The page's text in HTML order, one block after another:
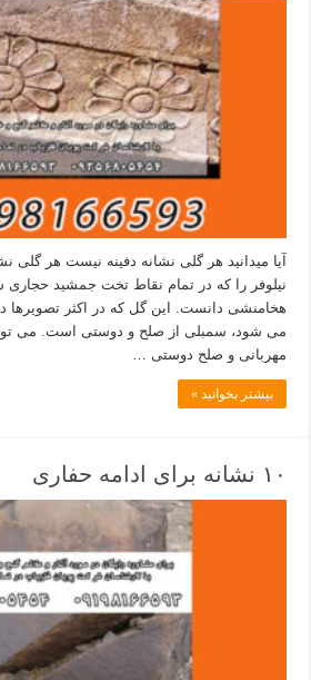
آیا میدانید هر گلی نشانه دفینه نیست هر گلی
نیلوفر را که در تمام نقاط تخت جمشید
هخامنشی دانست. این گل که در اکثر تصویرها
می شود، سمبلی از صلح و دوستی است. می
مهربانی و صلح دوستی …
بیشتر بخوانید »
۱۰ نشانه برای ادامه حفاری